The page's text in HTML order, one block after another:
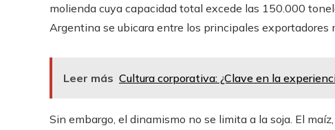
molienda cuya capacidad total excede las 150.000
Argentina se ubicara entre los principales exportadores
Leer más Cultura corporativa: ¿Clave en la
Sin embargo, el dinamismo no se limita a la soja. El